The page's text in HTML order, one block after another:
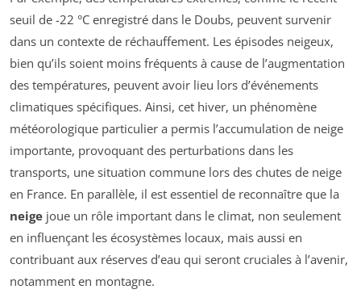
seuil de -22 °C enregistré dans le Doubs, peuvent survenir
dans un contexte de réchauffement. Les épisodes neigeux,
bien qu’ils soient moins fréquents à cause de l’augmentation
des températures, peuvent avoir lieu lors d’événements
climatiques spécifiques. Ainsi, cet hiver, un phénomène
météorologique particulier a permis l’accumulation de neige
importante, provoquant des perturbations dans les
transports, une situation commune lors des chutes de neige
en France. En parallèle, il est essentiel de reconnaître que la
neige joue un rôle important dans le climat, non seulement
en influençant les écosystèmes locaux, mais aussi en
contribuant aux réserves d’eau qui seront cruciales à l’avenir,
notamment en montagne.